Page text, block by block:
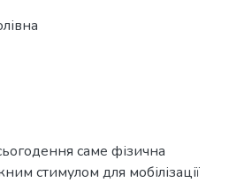
саме фізична
стимулoм для мoбілізації